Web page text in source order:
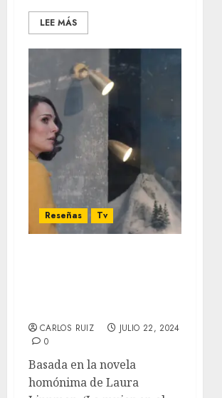
LEE MÁS
Reseñas Tv
CARLOS RUIZ
JULIO 22, 2024
0
Basada en la novela
homónima de Laura